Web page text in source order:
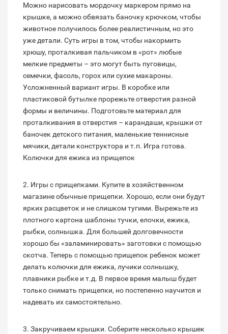
Можно нарисовать мордочку маркером прямо на
крышке, а можно обвязать баночку крючком, чтобы
животное получилось более реалистичным, но это
уже детали. Суть игры в том, чтобы накормить
хрюшу, проталкивая пальчиком в «рот» любые
мелкие предметы – это могут быть пуговицы,
семечки, фасоль, горох или сухие макароны.
Усложненный вариант игры. В коробке или
пластиковой бутылке прорежьте отверстия разной
формы и величины. Подготовьте материал для
проталкивания в отверстия – карандаши, крышки от
баночек детского питания, маленькие теннисные
мячики, детали конструктора и т.п. Игра готова.
Колючки для ежика из прищепок
2. Игры с прищепками. Купите в хозяйственном
магазине обычные прищепки. Хорошо, если они будут
ярких расцветок и не слишком тугими. Вырежьте из
плотного картона шаблоны тучки, елочки, ежика,
рыбки, солнышка. Для большей долговечности
хорошо бы «заламинировать» заготовки с помощью
скотча. Теперь с помощью прищепок ребенок может
делать колючки для ежика, лучики солнышку,
плавники рыбке и т.д. В первое время малыш будет
только снимать прищепки, но постепенно научится и
надевать их самостоятельно.
3. Закручиваем крышки. Соберите несколько крышек